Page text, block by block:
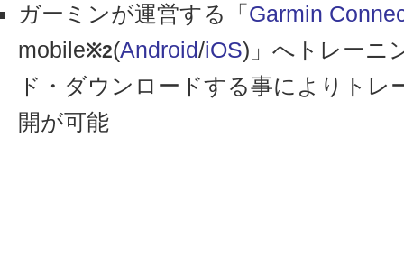
ガーミンが運営する「 Garmin
mobile※2(Android/iOS)」へトレーニ
ド・ダウンロードする事によりトレ
開が可能